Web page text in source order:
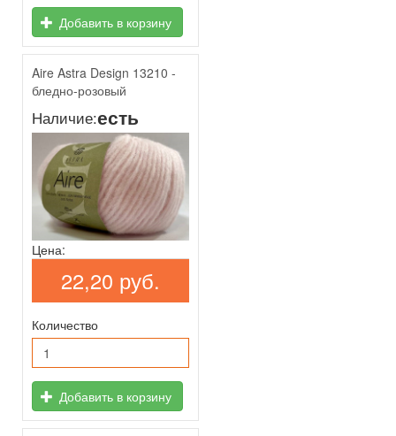
Добавить в корзину
Aire Astra Design 13210 -
бледно-розовый
Наличие:есть
Цена:
22,20 руб.
Количество
Добавить в корзину